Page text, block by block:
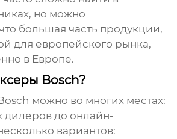
но можно
большая часть продукции,
для европейского рынка,
в Европе.
Bosch?
можно во многих местах:
дилеров до онлайн-
вариантов: